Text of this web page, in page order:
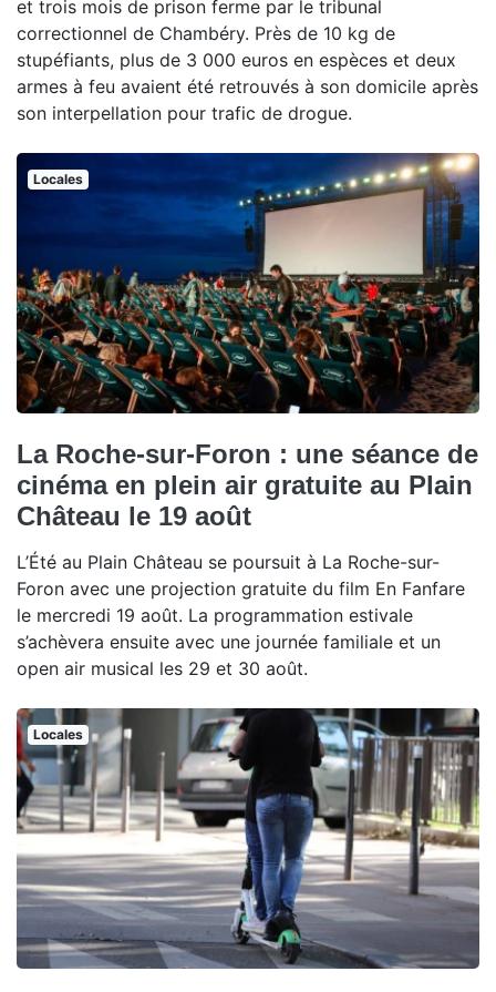
et trois mois de prison ferme par le tribunal
correctionnel de Chambéry. Près de 10 kg de
stupéfiants, plus de 3 000 euros en espèces et deux
armes à feu avaient été retrouvés à son domicile après
son interpellation pour trafic de drogue.
Locales
La Roche-sur-Foron : une séance de
cinéma en plein air gratuite au Plain
Château le 19 août
L’Été au Plain Château se poursuit à La Roche-sur-
Foron avec une projection gratuite du film En Fanfare
le mercredi 19 août. La programmation estivale
s’achèvera ensuite avec une journée familiale et un
open air musical les 29 et 30 août.
Locales